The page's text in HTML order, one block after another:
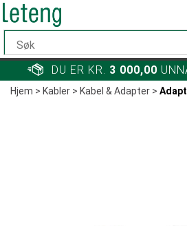
DU ER KR. 3 000,00
Hjem>Kabler>Kabel & Adapter>